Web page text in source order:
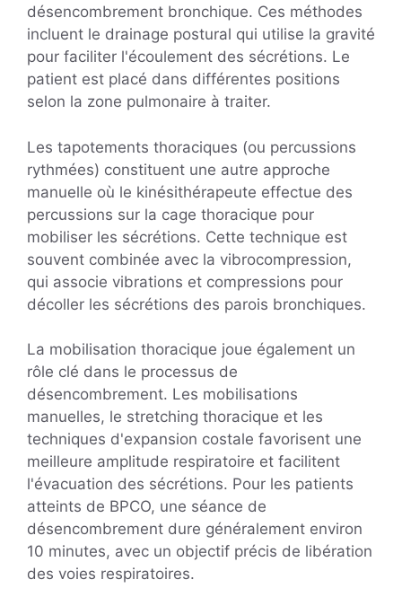
désencombrement bronchique. Ces méthodes
incluent le drainage postural qui utilise la gravité
pour faciliter l'écoulement des sécrétions. Le
patient est placé dans différentes positions
selon la zone pulmonaire à traiter.
Les tapotements thoraciques (ou percussions
rythmées) constituent une autre approche
manuelle où le kinésithérapeute effectue des
percussions sur la cage thoracique pour
mobiliser les sécrétions. Cette technique est
souvent combinée avec la vibrocompression,
qui associe vibrations et compressions pour
décoller les sécrétions des parois bronchiques.
La mobilisation thoracique joue également un
rôle clé dans le processus de
désencombrement. Les mobilisations
manuelles, le stretching thoracique et les
techniques d'expansion costale favorisent une
meilleure amplitude respiratoire et facilitent
l'évacuation des sécrétions. Pour les patients
atteints de BPCO, une séance de
désencombrement dure généralement environ
10 minutes, avec un objectif précis de libération
des voies respiratoires.